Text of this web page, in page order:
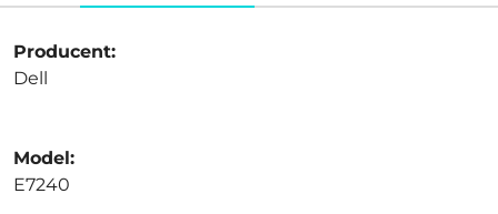
Producent:
Dell
Model:
E7240